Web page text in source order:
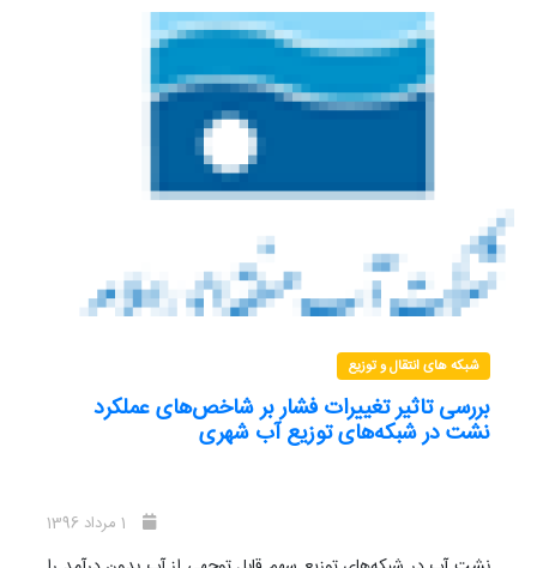
نشت، ارائه شده است. جهت بکارگیری روش پیشنهادی و همچنین
جهت بررسی اثرات فشار بر مصرف و تلفات آب، شبکه یکی از مناطق
شهر تهران بعنوان پایلوت مطالعاتی انتخاب و ایزوله شد. در این
پایلوت با اعمال الگوهای متفاوت فشار برای خروجی شیر فشارشکن
نصب شده در بالادست پایلوت، تغییرات حداقل جریان شبانه، جریان
ورودی به شبکه و مصرف مشترکین اندازه­گیری شد که اجرای
گیری، روابطی برای تخمین اثرات کاهش فشار بر میزان کاهش
جریان شبانه، دبی ورودی به شبکه و همچنین مصرف مشترکین ارائه
شد.
شبکه های انتقال و توزیع
بررسی تاثیر تغییرات فشار بر شاخص‌های عملکرد
نشت در شبکه‌های توزیع آب شهری